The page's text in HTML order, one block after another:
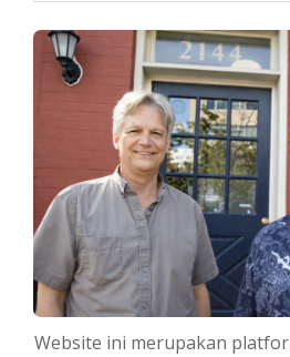
Website ini merupakan